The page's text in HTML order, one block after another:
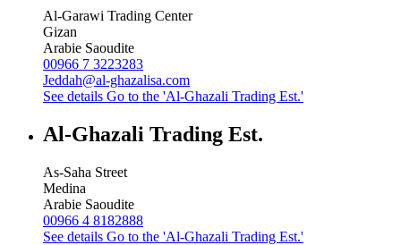
Al-Garawi Trading Center
Gizan
Arabie Saoudite
00966 7 3223283
Jeddah@al-ghazalisa.com
See details Go to the 'Al-Ghazali Trading Est.'
Al-Ghazali Trading Est.
As-Saha Street
Medina
Arabie Saoudite
00966 4 8182888
See details Go to the 'Al-Ghazali Trading Est.'